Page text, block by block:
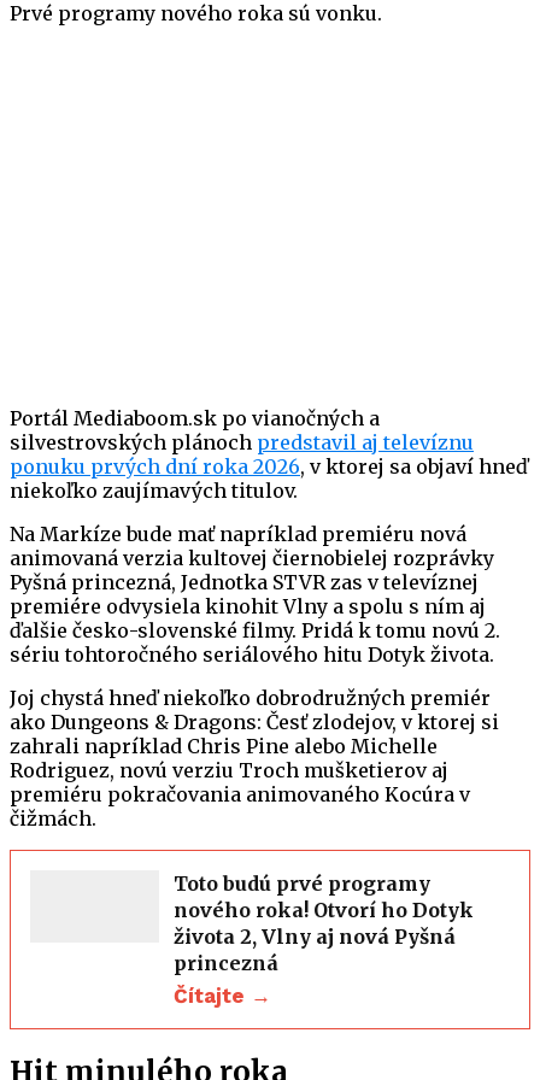
Prvé programy nového roka sú vonku.
Portál Mediaboom.sk po vianočných a
silvestrovských plánoch predstavil aj televíznu
ponuku prvých dní roka 2026, v ktorej sa objaví hneď
niekoľko zaujímavých titulov.
Na Markíze bude mať napríklad premiéru nová
animovaná verzia kultovej čiernobielej rozprávky
Pyšná princezná, Jednotka STVR zas v televíznej
premiére odvysiela kinohit Vlny a spolu s ním aj
ďalšie česko-slovenské filmy. Pridá k tomu novú 2.
sériu tohtoročného seriálového hitu Dotyk života.
Joj chystá hneď niekoľko dobrodružných premiér
ako Dungeons & Dragons: Česť zlodejov, v ktorej si
zahrali napríklad Chris Pine alebo Michelle
Rodriguez, novú verziu Troch mušketierov aj
premiéru pokračovania animovaného Kocúra v
čižmách.
Toto budú prvé programy
nového roka! Otvorí ho Dotyk
života 2, Vlny aj nová Pyšná
princezná
Čítajte →
Hit minulého roka